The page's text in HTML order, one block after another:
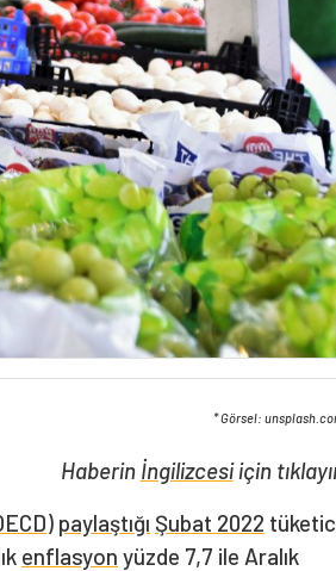
* Görsel:
Haberin İngilizcesiiçin
) paylaştığı Şubat 2022
enflasyon yüzde 7,7 ile Aralık